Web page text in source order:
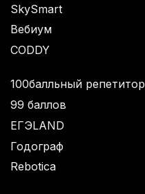
SkySmart
Вебиум
CODDY
100балльный репетитор
99 баллов
ЕГЭLAND
Годограф
Rebotica